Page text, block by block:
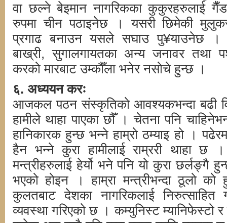
वा छल्ने बेइमान नागरिकका कुकुरहरुलाई
रुपमा चीन पठाइनेछ । यसरी छिमेकी
प्रगाढ बनाउन यसले सघाउ पु¥याउनेछ ।
बाख्री, सुगालगायतका अन्य जनावर तथा
करको मारबाट उम्कौँला भनेर नसोचे हुन्छ ।
६. अध्ययन करः
आजकल पठन संस्कृतिको आवश्यकभन्दा बढी
हामीले थाहा पाएका छौँ । चेतना पनि
हानिकारक हुन्छ भन्ने हाम्रो ठम्याइ हो ।
हैन भन्ने कुरा हामीलाई राम्ररी थाहा छ
मन्त्रीहरुलाई हेर्यो भने पनि यो कुरा छर्लङ्गै
भएको होइन । हाम्रा मन्त्रीभन्दा ठूलो
कुलतबाट देशका नागरिकलाई
व्यवस्था गरिएको छ । कम्युनिस्ट म्यानिफेस्टो